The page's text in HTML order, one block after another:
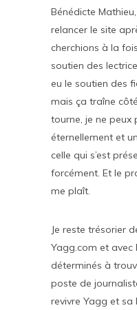
Bénédicte
relancer le site
cherchions à la
soutien des
eu le soutien des
mais ça traîne
tourne, je ne peux
éternellement et
celle qui s’est
forcément. Et le
me plaît.
Je reste trésorier
Yagg.com et avec
déterminés à
poste de
revivre Yagg et sa